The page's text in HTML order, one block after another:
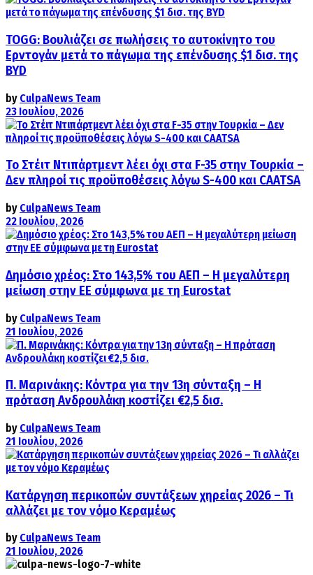
TOGG: Βουλιάζει σε πωλήσεις το αυτοκίνητο του
Ερντογάν μετά το πάγωμα της επένδυσης $1 δισ. της
BYD
by CulpaNews Team
23 Ιουλίου, 2026
Το Στέιτ Ντιπάρτμεντ λέει όχι στα F-35 στην Τουρκία –
Δεν πληροί τις προϋποθέσεις λόγω S-400 και CAATSA
by CulpaNews Team
22 Ιουλίου, 2026
Δημόσιο χρέος: Στο 143,5% του ΑΕΠ – Η μεγαλύτερη
μείωση στην ΕΕ σύμφωνα με τη Eurostat
by CulpaNews Team
21 Ιουλίου, 2026
Π. Μαρινάκης: Κόντρα για την 13η σύνταξη – Η
πρόταση Ανδρουλάκη κοστίζει €2,5 δισ.
by CulpaNews Team
21 Ιουλίου, 2026
Κατάργηση περικοπών συντάξεων χηρείας 2026 – Τι
αλλάζει με τον νόμο Κεραμέως
by CulpaNews Team
21 Ιουλίου, 2026